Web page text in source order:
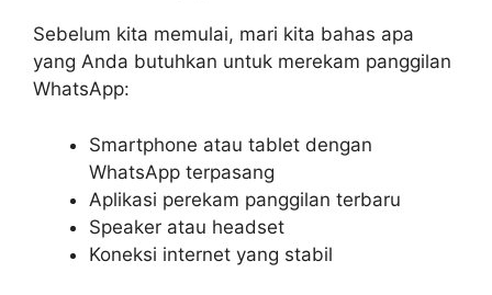
Sebelum kita memulai, mari kita bahas apa
yang Anda butuhkan untuk merekam panggilan
WhatsApp:
Smartphone atau tablet dengan
WhatsApp terpasang
Aplikasi perekam panggilan terbaru
Speaker atau headset
Koneksi internet yang stabil